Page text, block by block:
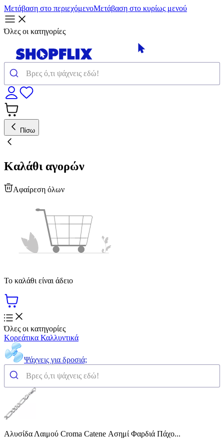
Μετάβαση στο περιεχόμενοΜετάβαση στο κυρίως μενού
Όλες οι κατηγορίες
Πίσω
Καλάθι αγορών
Αφαίρεση όλων
Το καλάθι είναι άδειο
Όλες οι κατηγορίες
Κορεάτικα Καλλυντικά
Ψάχνεις για δροσιά;
Αλυσίδα Λαιμού Croma Catene Ασημί Φαρδιά Πάχο...